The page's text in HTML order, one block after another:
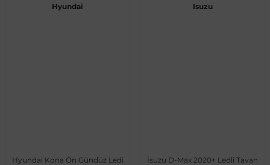
Hyundai
Hyundai Kona Ön Gündüz Ledi
Isuzu
İsuzu D-Max 2020+ Ledli Tavan